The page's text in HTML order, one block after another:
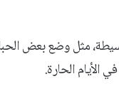
مثل وضع بعض
الحارة.